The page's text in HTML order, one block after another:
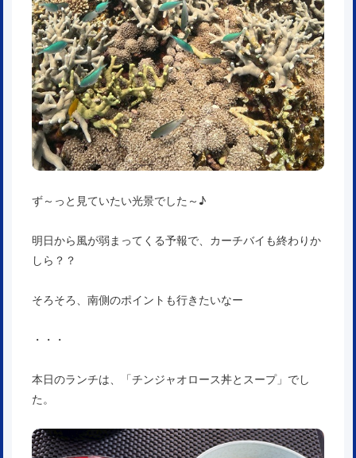
ず～っと見ていたい光景でした～♪
明日から風が弱まってくる予報で、カーチバイも終わりか
しら？？
そろそろ、南側のポイントも行きたいなー
・・・
本日のランチは、「チンジャオロース丼とスープ」でし
た。